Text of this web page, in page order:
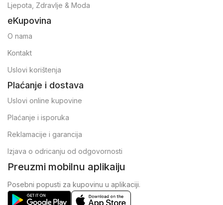
Ljepota, Zdravlje & Moda
eKupovina
O nama
Kontakt
Uslovi korištenja
Plaćanje i dostava
Uslovi online kupovine
Plaćanje i isporuka
Reklamacije i garancija
Izjava o odricanju od odgovornosti
Preuzmi mobilnu aplikaiju
Posebni popusti za kupovinu u aplikaciji.